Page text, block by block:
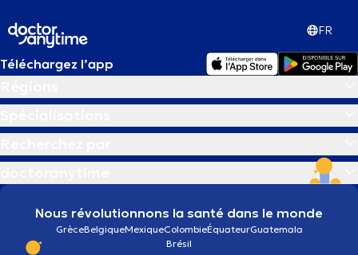
FR
Téléchargez l’app
Nous révolutionnons la santé dans le monde
GrèceBelgiqueMexiqueColombieÉquateurGuatemala
Brésil